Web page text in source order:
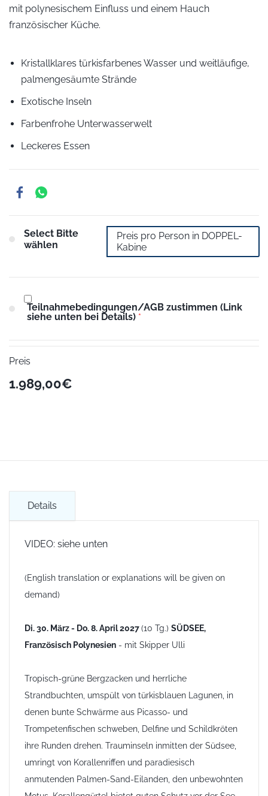
mit polynesischem Einfluss und einem Hauch
französischer Küche.
Kristallklares türkisfarbenes Wasser und weitläufige,
palmengesäumte Strände
Exotische Inseln
Farbenfrohe Unterwasserwelt
Leckeres Essen
Select Bitte
wählen
Preis pro Person in DOPPEL-
Kabine
Teilnahmebedingungen/AGB zustimmen (Link
siehe unten bei Details) *
Preis
1.989,00€
Details
VIDEO: siehe unten
(English translation or explanations will be given on
demand)
Di. 30. März - Do. 8. April 2027(10 Tg.) SÜDSEE,
Französisch Polynesien - mit Skipper Ulli
Tropisch-grüne Bergzacken und herrliche
Strandbuchten, umspült von türkisblauen Lagunen, in
denen bunte Schwärme aus Picasso- und
Trompetenfischen schweben, Delfine und Schildkröten
ihre Runden drehen. Trauminseln inmitten der Südsee,
umringt von Korallenriffen und paradiesisch
anmutenden Palmen-Sand-Eilanden, den unbewohnten